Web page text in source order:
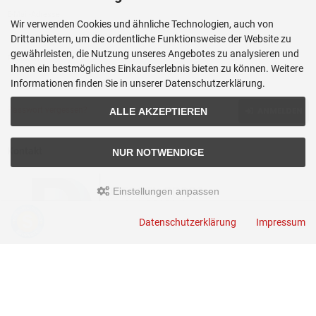
Passwort:
Wir verwenden Cookies und ähnliche Technologien, auch von
Drittanbietern, um die ordentliche Funktionsweise der Website zu
gewährleisten, die Nutzung unseres Angebotes zu analysieren und
Ihnen ein bestmögliches Einkaufserlebnis bieten zu können. Weitere
Informationen finden Sie in unserer Datenschutzerklärung.
ALLE AKZEPTIEREN
NUR NOTWENDIGE
Einstellungen anpassen
Datenschutzerklärung Impressum